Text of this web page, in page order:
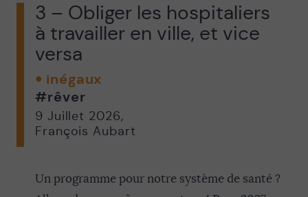
3 – Obliger les hospitaliers
à travailler en ville, et vice
versa
inégaux
#rêver
9 Juillet 2026,
François Aubart
Un programme pour notre système de santé ?